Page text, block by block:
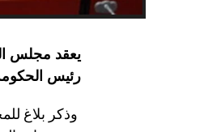
يعقد مجلس
رئيس